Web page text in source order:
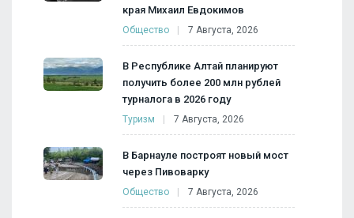
края Михаил Евдокимов
Общество 7 Августа, 2026
В Республике Алтай планируют
получить более 200 млн рублей
турналога в 2026 году
Туризм 7 Августа, 2026
В Барнауле построят новый мост
через Пивоварку
Общество 7 Августа, 2026